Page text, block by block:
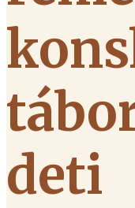
deti